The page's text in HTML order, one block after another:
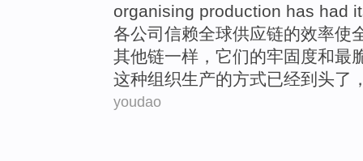
organising production has had
各公司信赖全球供应链的效率使
其他链一样 ， 它们的牢固 度和最
这种组织生产的方式已经到头了
youdao